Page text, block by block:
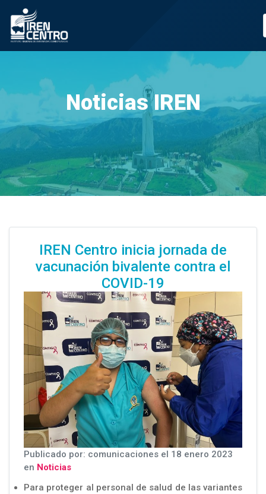
Prueba
Noticias IREN
IREN Centro inicia jornada de
vacunación bivalente contra el
COVID-19
Publicado por: comunicaciones el 18 enero 2023
en Noticias
Para proteger al personal de salud de las variantes